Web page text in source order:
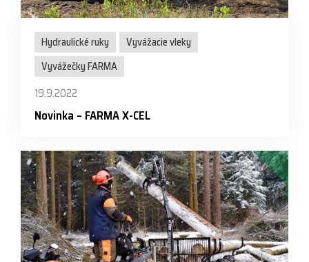
Hydraulické ruky
Vyvážacie vleky
Vyvážečky FARMA
19.9.2022
Novinka – FARMA X-CEL